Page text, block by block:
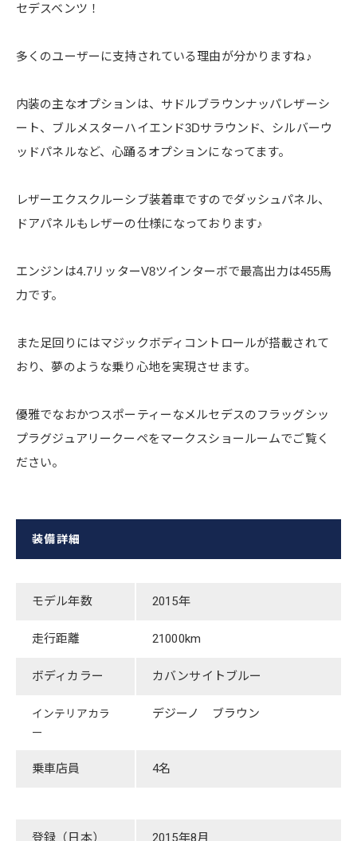
セデスベンツ！
多くのユーザーに支持されている理由が分かりますね♪
​内装の主なオプションは、サドルブラウンナッパレザーシ
ート、ブルメスターハイエンド3Dサラウンド、シルバーウ
ッドパネルなど、心踊るオプションになってます。
レザーエクスクルーシブ装着車ですのでダッシュパネル、
ドアパネルもレザーの仕様になっております♪
エンジンは4.7リッターV8ツインターボで最高出力は455馬
力です。
また足回りにはマジックボディコントロールが搭載されて
おり、夢のような乗り心地を実現させます。
優雅でなおかつスポーティーなメルセデスのフラッグシッ
プラグジュアリークーペをマークスショールームでご覧く
ださい。
装備詳細
モデル年数 ​2015年
走行距離 ​21000km
ボディカラー ​カバンサイトブルー
インテリアカラ
ー
​デジーノ ブラウン
乗車店員 4名
登録（日本） ​2015年8月